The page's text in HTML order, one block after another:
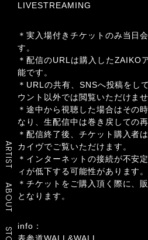
ARTIST
ABOUT
LIVESTREAMING
＊実入場付きチケットのみ当日
す。
＊配信のURLは購入したZAIKO
能です。
＊URLの共有、SNSへ投稿をし
ウント以外では閲覧いただけませ
＊途中から視聴した場合はその
なり、生配信中は巻き戻しての
＊配信終了後、チケット購入者
カイヴでご覧いただけます。
＊インターネットの接続が不安
ィが低下する可能性があります。
＊チケットをご購入頂く際に、
となります。
info：